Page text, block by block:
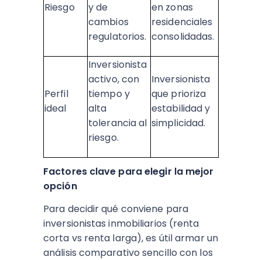
Riesgo
y de
cambios
regulatorios. ​
en zonas
residenciales
consolidadas. ​
Perfil
ideal
Inversionista
activo, con
tiempo y
alta
tolerancia al
riesgo. ​
Inversionista
que prioriza
estabilidad y
simplicidad. ​
Factores clave para elegir la mejor
opción
Para decidir qué conviene para
inversionistas inmobiliarios (renta
corta vs renta larga), es útil armar un
análisis comparativo sencillo con los